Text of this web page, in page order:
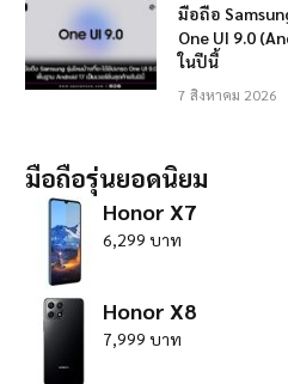
มือถือ
One UI 9.0
ในปีนี้
7 สิงหาคม 2026
มือถือรุ่นยอดนิยม
Honor X7
6,299 บาท
Honor X8
7,999 บาท